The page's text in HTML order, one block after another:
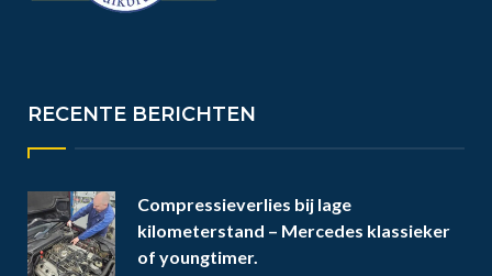
RECENTE BERICHTEN
Compressieverlies bij lage
kilometerstand – Mercedes klassieker
of youngtimer.